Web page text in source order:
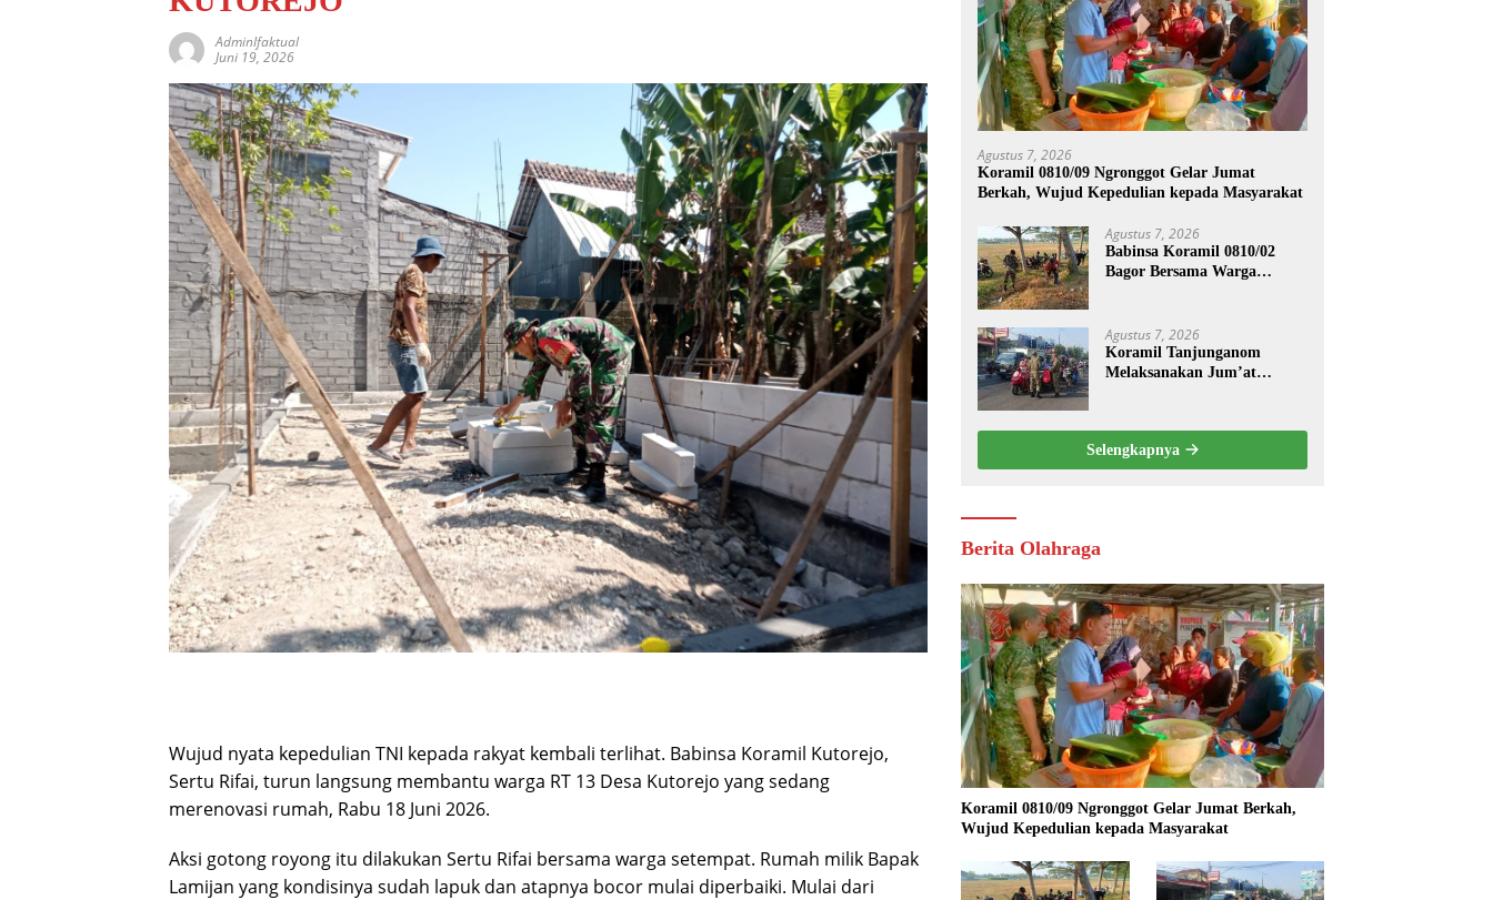
AdminIfaktual
Juni 19, 2026
Wujud nyata kepedulian TNI kepada rakyat kembali terlihat. Babinsa Koramil Kutorejo,
Sertu Rifai, turun langsung membantu warga RT 13 Desa Kutorejo yang sedang
merenovasi rumah, Rabu 18 Juni 2026.
Aksi gotong royong itu dilakukan Sertu Rifai bersama warga setempat. Rumah milik Bapak
Lamijan yang kondisinya sudah lapuk dan atapnya bocor mulai diperbaiki. Mulai dari
Agustus 7, 2026
Koramil 0810/09 Ngronggot Gelar Jumat
Berkah, Wujud Kepedulian kepada Masyarakat
Agustus 7, 2026
Babinsa Koramil 0810/02
Bagor Bersama Warga
Agustus 7, 2026
Koramil Tanjunganom
Melaksanakan Jum’at
Selengkapnya
Berita Olahraga
Koramil 0810/09 Ngronggot Gelar Jumat Berkah,
Wujud Kepedulian kepada Masyarakat